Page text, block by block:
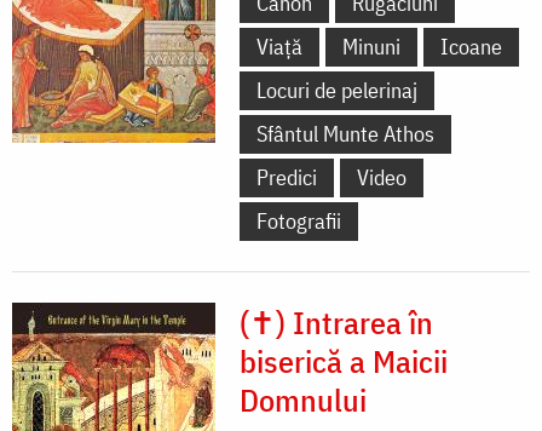
Viață
Minuni
Icoane
Locuri de pelerinaj
Sfântul Munte Athos
Predici
Video
Fotografii
(✝) Intrarea în
biserică a Maicii
Domnului